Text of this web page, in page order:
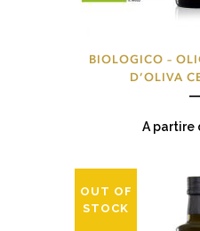
prodotto
Le
opzioni
possono
BIOLOGICO –
D’OLIVA
A partire
OUT OF
STOCK